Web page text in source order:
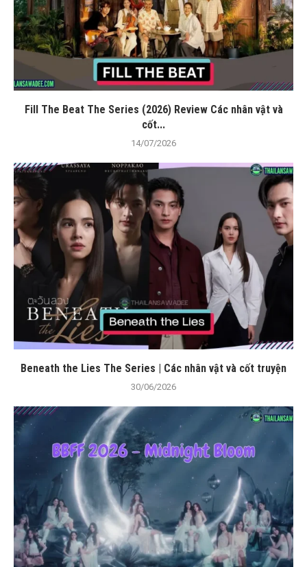
Fill The Beat The Series (2026) Review Các nhân vật và
cốt...
14/07/2026
Beneath the Lies The Series | Các nhân vật và cốt truyện
30/06/2026